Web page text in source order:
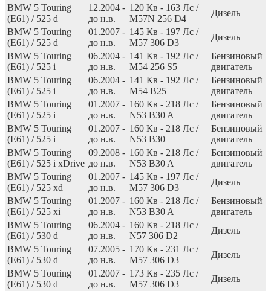
BMW 5 Touring
(E61) / 525 d
12.2004 -
до н.в.
120 Кв - 163 Лс /
M57N 256 D4
Дизель
BMW 5 Touring
(E61) / 525 d
01.2007 -
до н.в.
145 Кв - 197 Лс /
M57 306 D3
Дизель
BMW 5 Touring
(E61) / 525 i
06.2004 -
до н.в.
141 Кв - 192 Лс /
M54 256 S5
Бензиновый
двигатель
BMW 5 Touring
(E61) / 525 i
06.2004 -
до н.в.
141 Кв - 192 Лс /
M54 B25
Бензиновый
двигатель
BMW 5 Touring
(E61) / 525 i
01.2007 -
до н.в.
160 Кв - 218 Лс /
N53 B30 A
Бензиновый
двигатель
BMW 5 Touring
(E61) / 525 i
01.2007 -
до н.в.
160 Кв - 218 Лс /
N53 B30
Бензиновый
двигатель
BMW 5 Touring
(E61) / 525 i xDrive
09.2008 -
до н.в.
160 Кв - 218 Лс /
N53 B30 A
Бензиновый
двигатель
BMW 5 Touring
(E61) / 525 xd
01.2007 -
до н.в.
145 Кв - 197 Лс /
M57 306 D3
Дизель
BMW 5 Touring
(E61) / 525 xi
01.2007 -
до н.в.
160 Кв - 218 Лс /
N53 B30 A
Бензиновый
двигатель
BMW 5 Touring
(E61) / 530 d
06.2004 -
до н.в.
160 Кв - 218 Лс /
N57 306 D2
Дизель
BMW 5 Touring
(E61) / 530 d
07.2005 -
до н.в.
170 Кв - 231 Лс /
M57 306 D3
Дизель
BMW 5 Touring
(E61) / 530 d
01.2007 -
до н.в.
173 Кв - 235 Лс /
M57 306 D3
Дизель